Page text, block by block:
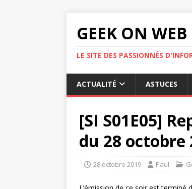
GEEK ON WEB
LE SITE DES PASSIONNÉS
ACTUALITÉ ASTUCES
[SI S01E05]
du 28 octobre
28 octobre 2019 Paul